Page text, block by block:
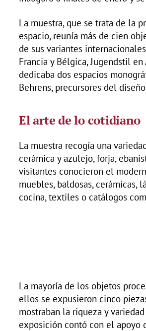
La muestra, que se trata de la
espacio, reunía más de cien
de sus variantes
Francia y Bélgica, Jugendstil
dedicaba dos espacios
Behrens, precursores del
El arte de lo cotidiano
La muestra recogía una
cerámica y azulejo, forja,
visitantes conocieron el
muebles, baldosas, cerámicas,
cocina, textiles o catálogos
La mayoría de los objetos
ellos se expusieron cinco
mostraban la riqueza y
exposición contó con el apoyo